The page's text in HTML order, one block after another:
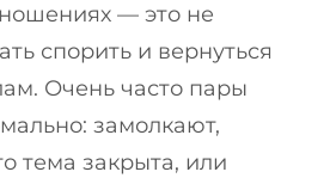
— это не
спорить и вернуться
Очень часто пары
замолкают,
тема закрыта, или